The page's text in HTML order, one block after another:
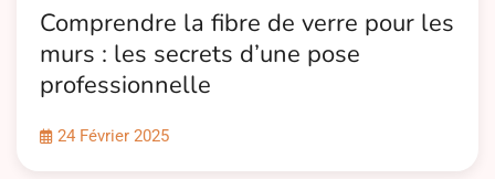
Comprendre la fibre de verre pour les
murs : les secrets d’une pose
professionnelle
24 Février 2025